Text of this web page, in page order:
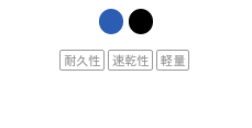
耐久性 速乾性 軽量